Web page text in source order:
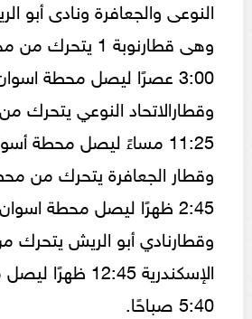
النوعى والجعافرة ونادى أبو
وهى قطارنوبة 1
وقطارالاتحاد النوعي يتحرك
وقطار الجعافرة يتحرك من
وقطارنادي أبو الريش
الإسكندرية 12:45
5:40 صباحًا.